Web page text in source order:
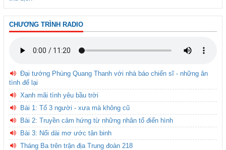
CHƯƠNG TRÌNH RADIO
Đại tướng Phùng Quang Thanh với nhà báo chiến sĩ - những ân
tình để lại
Xanh mãi tình yêu bầu trời
Bài 1: Tổ 3 người - xưa mà không cũ
Bài 2: Truyền cảm hứng từ những nhân tố điển hình
Bài 3: Nối dài mơ ước tân binh
Tháng Ba trên trận địa Trung đoàn 218